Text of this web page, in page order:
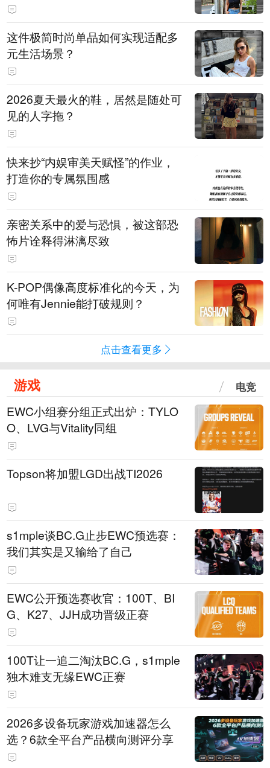
这件极简时尚单品如何实现适配多
元生活场景？
2026夏天最火的鞋，居然是随处可
见的人字拖？
快来抄“内娱审美天赋怪”的作业，
打造你的专属氛围感
亲密关系中的爱与恐惧，被这部恐
怖片诠释得淋漓尽致
K-POP偶像高度标准化的今天，为
何唯有Jennie能打破规则？
点击查看更多
游戏 电竞
EWC小组赛分组正式出炉：TYLO
O、LVG与Vitality同组
Topson将加盟LGD出战TI2026
s1mple谈BC.G止步EWC预选赛：
我们其实是又输给了自己
EWC公开预选赛收官：100T、BI
G、K27、JJH成功晋级正赛
100T让一追二淘汰BC.G，s1mple
独木难支无缘EWC正赛
2026多设备玩家游戏加速器怎么
选？6款全平台产品横向测评分享